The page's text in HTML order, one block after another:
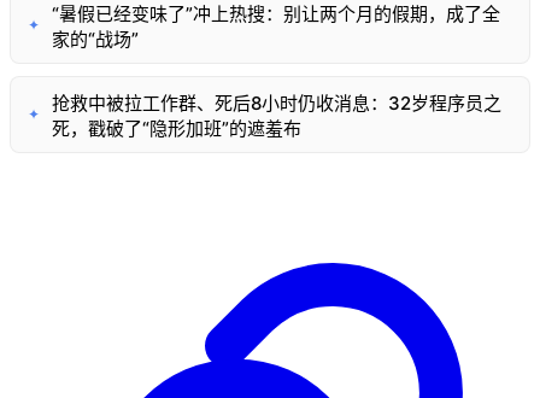
✦
“暑假已经变味了”冲上热搜：别让两个月的假期，成了全
家的“战场”
✦
抢救中被拉工作群、死后8小时仍收消息：32岁程序员之
死，戳破了“隐形加班”的遮羞布